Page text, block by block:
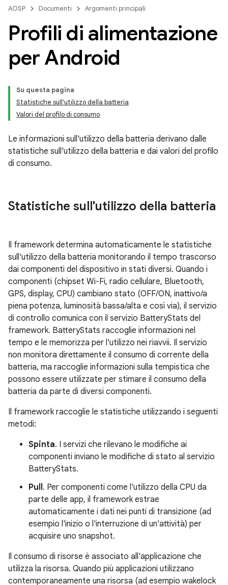
AOSP Documenti Argomenti principali
Profili di alimentazione
per Android
Su questa pagina
Statistiche sull'utilizzo della batteria
Valori del profilo di consumo
Le informazioni sull'utilizzo della batteria derivano dalle
statistiche sull'utilizzo della batteria e dai valori del profilo
di consumo.
Statistiche sull'utilizzo della batteria
Il framework determina automaticamente le statistiche
sull'utilizzo della batteria monitorando il tempo trascorso
dai componenti del dispositivo in stati diversi. Quando i
componenti (chipset Wi-Fi, radio cellulare, Bluetooth,
GPS, display, CPU) cambiano stato (OFF/ON, inattivo/a
piena potenza, luminosità bassa/alta e così via), il servizio
di controllo comunica con il servizio BatteryStats del
framework. BatteryStats raccoglie informazioni nel
tempo e le memorizza per l'utilizzo nei riavvii. Il servizio
non monitora direttamente il consumo di corrente della
batteria, ma raccoglie informazioni sulla tempistica che
possono essere utilizzate per stimare il consumo della
batteria da parte di diversi componenti.
Il framework raccoglie le statistiche utilizzando i seguenti
metodi:
Spinta. I servizi che rilevano le modifiche ai
componenti inviano le modifiche di stato al servizio
BatteryStats.
Pull. Per componenti come l'utilizzo della CPU da
parte delle app, il framework estrae
automaticamente i dati nei punti di transizione (ad
esempio l'inizio o l'interruzione di un'attività) per
acquisire uno snapshot.
Il consumo di risorse è associato all'applicazione che
utilizza la risorsa. Quando più applicazioni utilizzano
contemporaneamente una risorsa (ad esempio wakelock